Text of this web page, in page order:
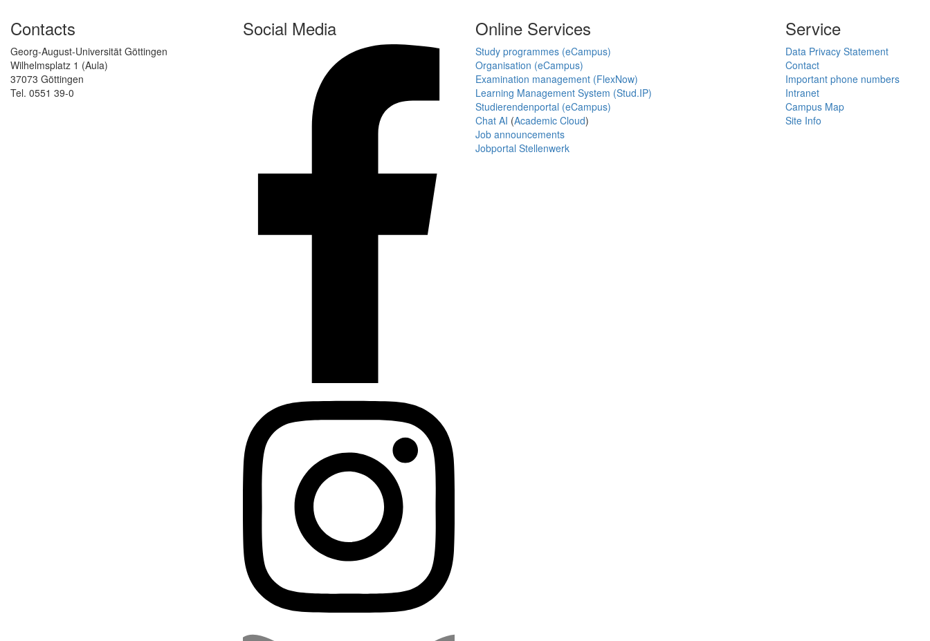
Contacts
Georg-August-Universität Göttingen
Wilhelmsplatz 1 (Aula)
37073 Göttingen
Tel. 0551 39-0
Social Media Online Services
Study programmes (eCampus)
Organisation (eCampus)
Examination management (FlexNow)
Learning Management System (Stud.IP)
Studierendenportal (eCampus)
Chat AI (Academic Cloud)
Job announcements
Jobportal Stellenwerk
Service
Data Privacy Statement
Contact
Important phone numbers
Intranet
Campus Map
Site Info